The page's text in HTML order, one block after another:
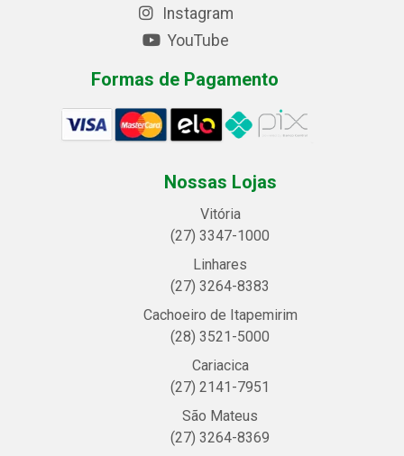
Instagram
YouTube
Formas de Pagamento
Nossas Lojas
Vitória
(27) 3347-1000
Linhares
(27) 3264-8383
Cachoeiro de Itapemirim
(28) 3521-5000
Cariacica
(27) 2141-7951
São Mateus
(27) 3264-8369